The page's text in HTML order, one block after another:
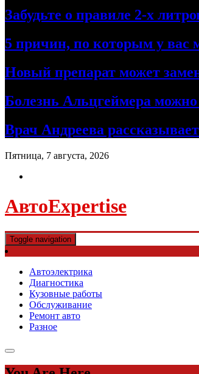
Забудьте о правиле 2-х
5 причин, по которым у вас
Новый препарат может
Болезнь Альцгеймера
Врач Андреева
Пятница, 7 августа, 2026
АвтоExpertise
Toggle navigation
Автоэлектрика
Диагностика
Кузовные работы
Обслуживание
Ремонт авто
Разное